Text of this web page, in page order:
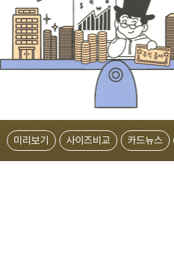
미리보기 사이즈비교 카드뉴스